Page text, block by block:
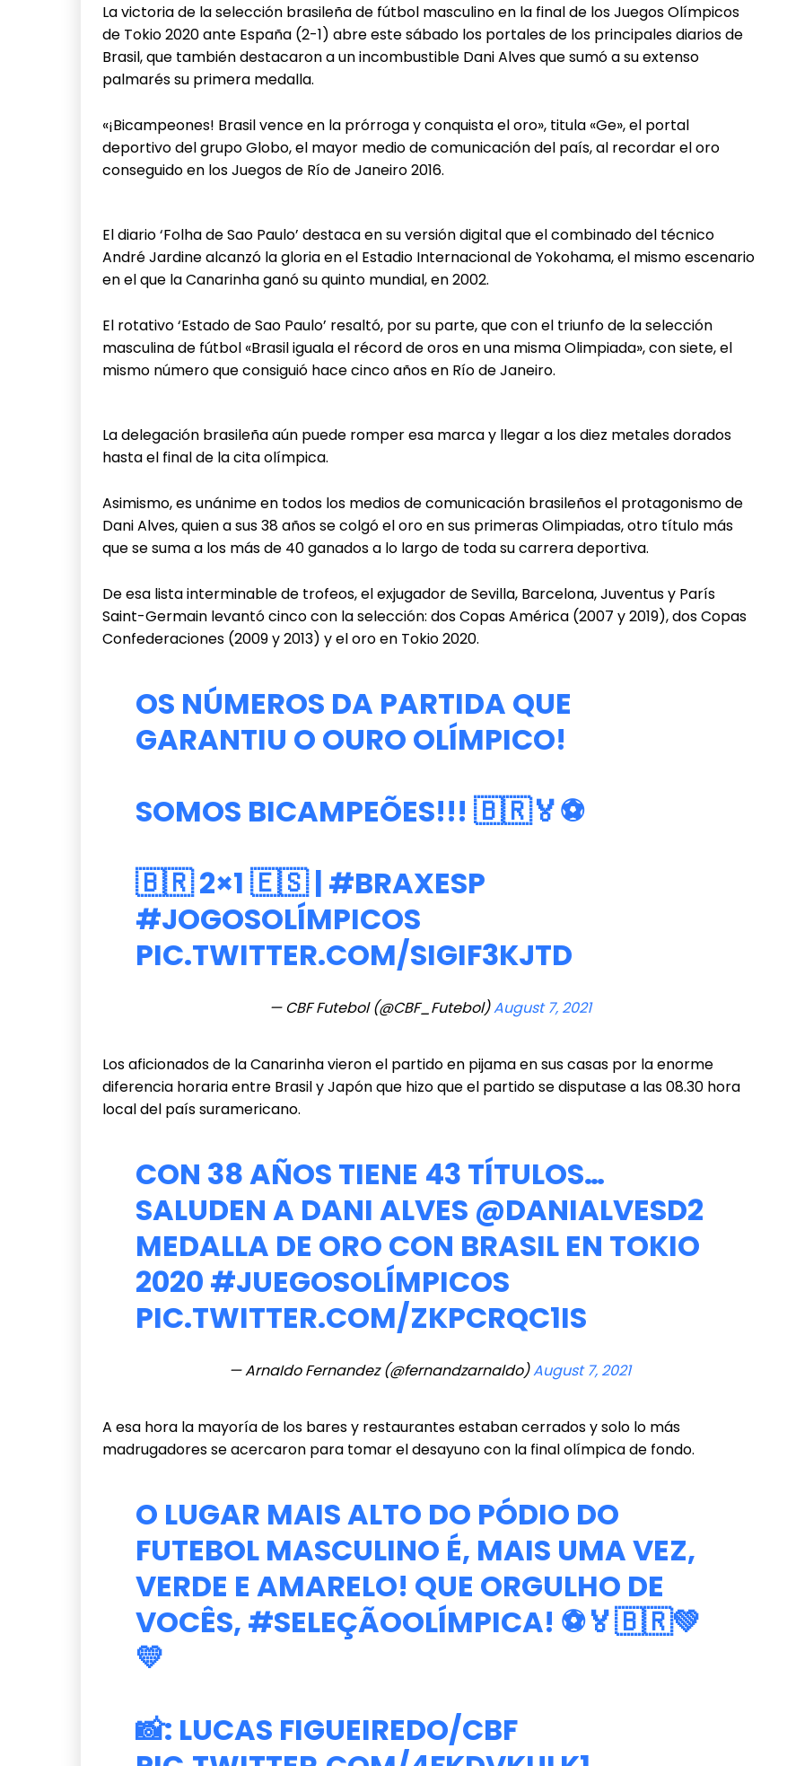
La victoria de la selección brasileña de fútbol masculino en la final de los Juegos Olímpicos
de Tokio 2020 ante España (2-1) abre este sábado los portales de los principales diarios de
Brasil, que también destacaron a un incombustible Dani Alves que sumó a su extenso
palmarés su primera medalla.
«¡Bicampeones! Brasil vence en la prórroga y conquista el oro», titula «Ge», el portal
deportivo del grupo Globo, el mayor medio de comunicación del país, al recordar el oro
conseguido en los Juegos de Río de Janeiro 2016.
El diario ‘Folha de Sao Paulo’ destaca en su versión digital que el combinado del técnico
André Jardine alcanzó la gloria en el Estadio Internacional de Yokohama, el mismo escenario
en el que la Canarinha ganó su quinto mundial, en 2002.
El rotativo ‘Estado de Sao Paulo’ resaltó, por su parte, que con el triunfo de la selección
masculina de fútbol «Brasil iguala el récord de oros en una misma Olimpiada», con siete, el
mismo número que consiguió hace cinco años en Río de Janeiro.
La delegación brasileña aún puede romper esa marca y llegar a los diez metales dorados
hasta el final de la cita olímpica.
Asimismo, es unánime en todos los medios de comunicación brasileños el protagonismo de
Dani Alves, quien a sus 38 años se colgó el oro en sus primeras Olimpiadas, otro título más
que se suma a los más de 40 ganados a lo largo de toda su carrera deportiva.
De esa lista interminable de trofeos, el exjugador de Sevilla, Barcelona, Juventus y París
Saint-Germain levantó cinco con la selección: dos Copas América (2007 y 2019), dos Copas
Confederaciones (2009 y 2013) y el oro en Tokio 2020.
OS NÚMEROS DA PARTIDA QUE
GARANTIU O OURO OLÍMPICO!
SOMOS BICAMPEÕES!!! 🇧🇷🏅⚽️
🇧🇷 2×1 🇪🇸 | #BRAXESP
#JOGOSOLÍMPICOS
PIC.TWITTER.COM/SIGIF3KJTD
— CBF Futebol (@CBF_Futebol)August 7, 2021
Los aficionados de la Canarinha vieron el partido en pijama en sus casas por la enorme
diferencia horaria entre Brasil y Japón que hizo que el partido se disputase a las 08.30 hora
local del país suramericano.
CON 38 AÑOS TIENE 43 TÍTULOS…
SALUDEN A DANI ALVES @DANIALVESD2
MEDALLA DE ORO CON BRASIL EN TOKIO
2020 #JUEGOSOLÍMPICOS
PIC.TWITTER.COM/ZKPCRQC1IS
— ArnaIdo Fernandez (@fernandzarnaldo)August 7, 2021
A esa hora la mayoría de los bares y restaurantes estaban cerrados y solo lo más
madrugadores se acercaron para tomar el desayuno con la final olímpica de fondo.
O LUGAR MAIS ALTO DO PÓDIO DO
FUTEBOL MASCULINO É, MAIS UMA VEZ,
VERDE E AMARELO! QUE ORGULHO DE
VOCÊS, #SELEÇÃOOLÍMPICA! ⚽🏅🇧🇷💚
💛
📸: LUCAS FIGUEIREDO/CBF